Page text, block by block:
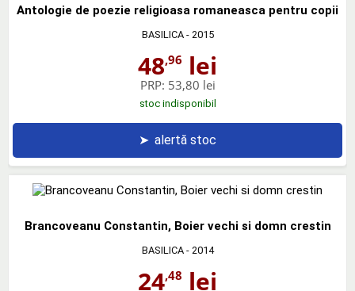
Antologie de poezie religioasa romaneasca pentru copii
BASILICA- 2015
48,96 lei
PRP: 53,80 lei
stoc indisponibil
➤ alertă stoc
Brancoveanu Constantin, Boier vechi si domn crestin
BASILICA- 2014
24,48 lei